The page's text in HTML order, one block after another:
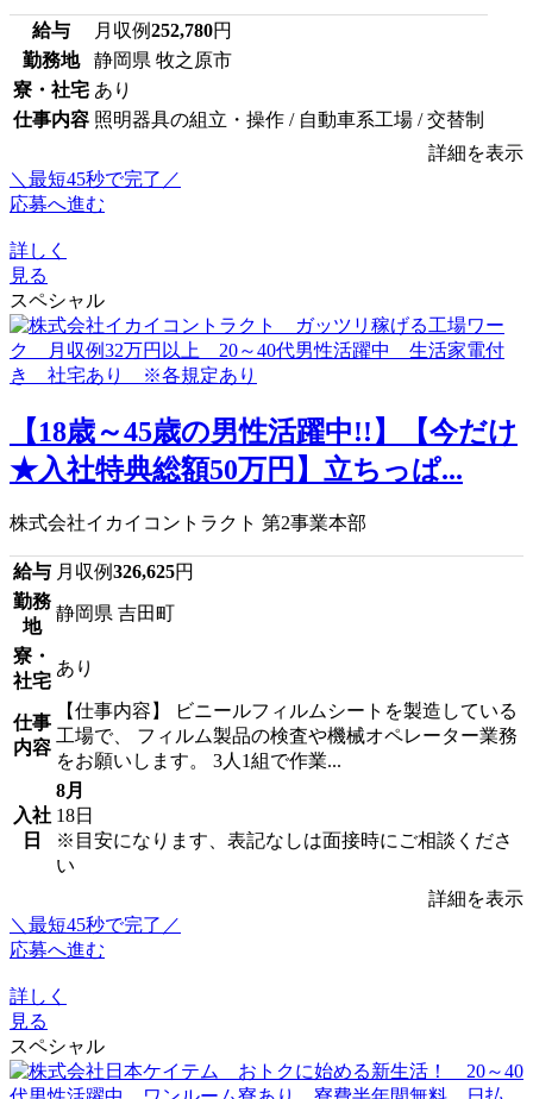
給与 月収例252,780円
勤務地
静岡県 牧之原市
寮・社宅 あり
仕事内容 照明器具の組立・操作 / 自動車系工場 / 交替制
詳細を表示
＼最短45秒で完了／
応募へ進む
詳しく
見る
スペシャル
【18歳～45歳の男性活躍中!!】【今だけ
★入社特典総額50万円】立ちっぱ...
株式会社イカイコントラクト 第2事業本部
給与 月収例326,625円
勤務
地
静岡県 吉田町
寮・
社宅
あり
仕事
内容
【仕事内容】 ビニールフィルムシートを製造している
工場で、 フィルム製品の検査や機械オペレーター業務
をお願いします。 3人1組で作業...
入社
日
8月
18日
※目安になります、表記なしは面接時にご相談くださ
い
詳細を表示
＼最短45秒で完了／
応募へ進む
詳しく
見る
スペシャル